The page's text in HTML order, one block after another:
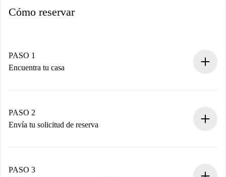
Cómo reservar
PASO 1
Encuentra tu casa
Tienes toda la información necesaria por adelantado.
PASO 2
Envía tu solicitud de reserva
propietario acepte.
PASO 3